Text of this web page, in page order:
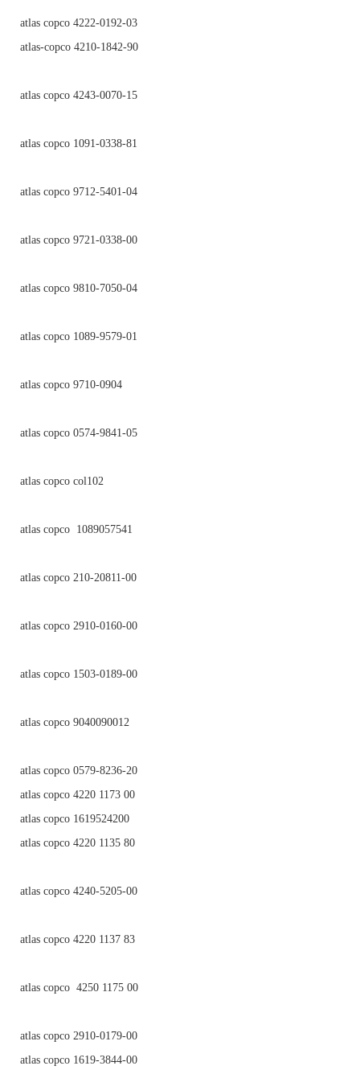
atlas copco 4222-0192-03
atlas-copco 4210-1842-90
atlas copco 4243-0070-15
atlas copco 1091-0338-81
atlas copco 9712-5401-04
atlas copco 9721-0338-00
atlas copco 9810-7050-04
atlas copco 1089-9579-01
atlas copco 9710-0904
atlas copco 0574-9841-05
atlas copco col102
atlas copco 1089057541
atlas copco 210-20811-00
atlas copco 2910-0160-00
atlas copco 1503-0189-00
atlas copco 9040090012
atlas copco 0579-8236-20
atlas copco 4220 1173 00
atlas copco 1619524200
atlas copco 4220 1135 80
atlas copco 4240-5205-00
atlas copco 4220 1137 83
atlas copco 4250 1175 00
atlas copco 2910-0179-00
atlas copco 1619-3844-00